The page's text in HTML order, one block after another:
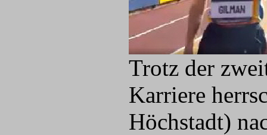
Trotz der
Karriere
Höchstadt)